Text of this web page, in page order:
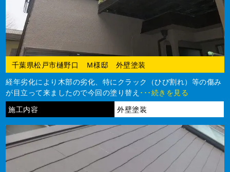
千葉県松戸市樋野口 Ｍ様邸 外壁塗装
経年劣化により木部の劣化、特にクラック（ひび割れ）等の傷み
が目立って来ましたので今回の塗り替え ･･･続きを見る
施工内容
外壁塗装